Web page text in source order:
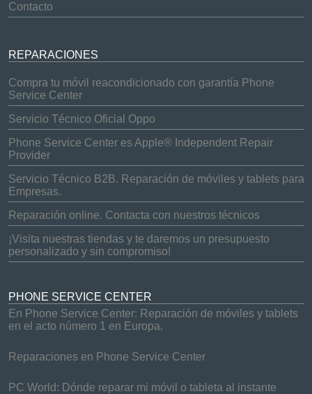
Contacto
REPARACIONES
Compra tu móvil reacondicionado con garantía Phone
Service Center
Servicio Técnico Oficial Oppo
Phone Service Center es Apple® Independent Repair
Provider
Servicio Técnico B2B. Reparación de móviles y tablets para
Empresas.
Reparación online. Contacta con nuestros técnicos
¡Visita nuestras tiendas y te daremos un presupuesto
personalizado y sin compromiso!
PHONE SERVICE CENTER
En Phone Service Center: Reparación de móviles y tablets
en el acto número 1 en Europa.
Reparaciones en Phone Service Center
PC World: Dónde reparar mi móvil o tableta al instante